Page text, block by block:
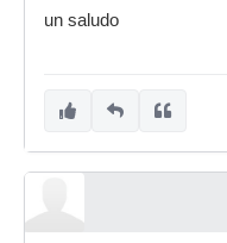
un saludo